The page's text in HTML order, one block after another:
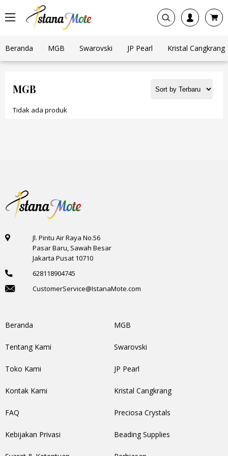
Beranda MGB Swarovski JP Pearl Kristal Cangkrang
MGB
Tidak ada produk
Jl. Pintu Air Raya No.56
Pasar Baru, Sawah Besar
Jakarta Pusat 10710
628118904745
CustomerService@IstanaMote.com
Beranda
Tentang Kami
Toko Kami
Kontak Kami
FAQ
Kebijakan Privasi
MGB
Swarovski
JP Pearl
Kristal Cangkrang
Preciosa Crystals
Beading Supplies